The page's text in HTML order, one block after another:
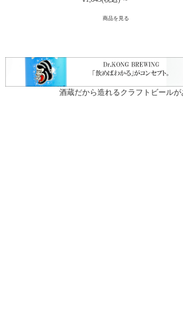
商品を見る
酒蔵だから造れるクラフトビールが